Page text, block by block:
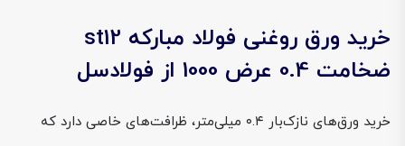
خرید ورق روغنی فولاد مبارکه st12
ضخامت 0.4 عرض 1000 از فولادسل
خرید ورق‌های نازک‌بار ۰.۴ میلی‌متر، ظرافت‌های خاصی دارد که